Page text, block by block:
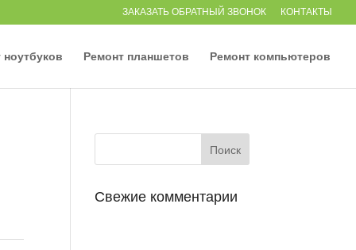
ЗАКАЗАТЬ ОБРАТНЫЙ ЗВОНОК КОНТАКТЫ
Ремонт планшетов Ремонт компьютеров
Свежие комментарии